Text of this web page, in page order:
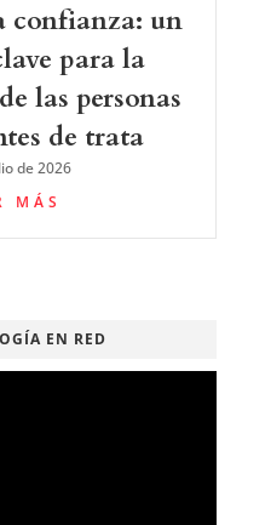
confianza: un
para la
las personas
de trata
de 2026
MÁS
EN RED